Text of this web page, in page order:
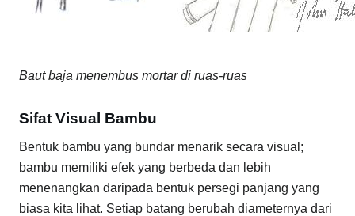
Baut baja menembus mortar di ruas-ruas
Sifat Visual Bambu
Bentuk bambu yang bundar menarik secara visual;
bambu memiliki efek yang berbeda dan lebih
menenangkan daripada bentuk persegi panjang yang
biasa kita lihat. Setiap batang berubah diameternya dari